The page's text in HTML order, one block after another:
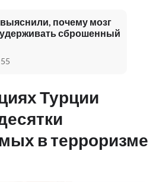
почему мозг
сброшенный
Турции
в терроризме